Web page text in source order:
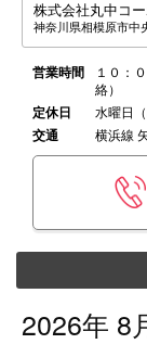
株式会社丸中コ
神奈川県相模原市中
営業時間
１０：
絡）
定休日
水曜日
交通
横浜線
2026年 8